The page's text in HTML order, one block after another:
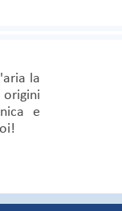
la
origini
e